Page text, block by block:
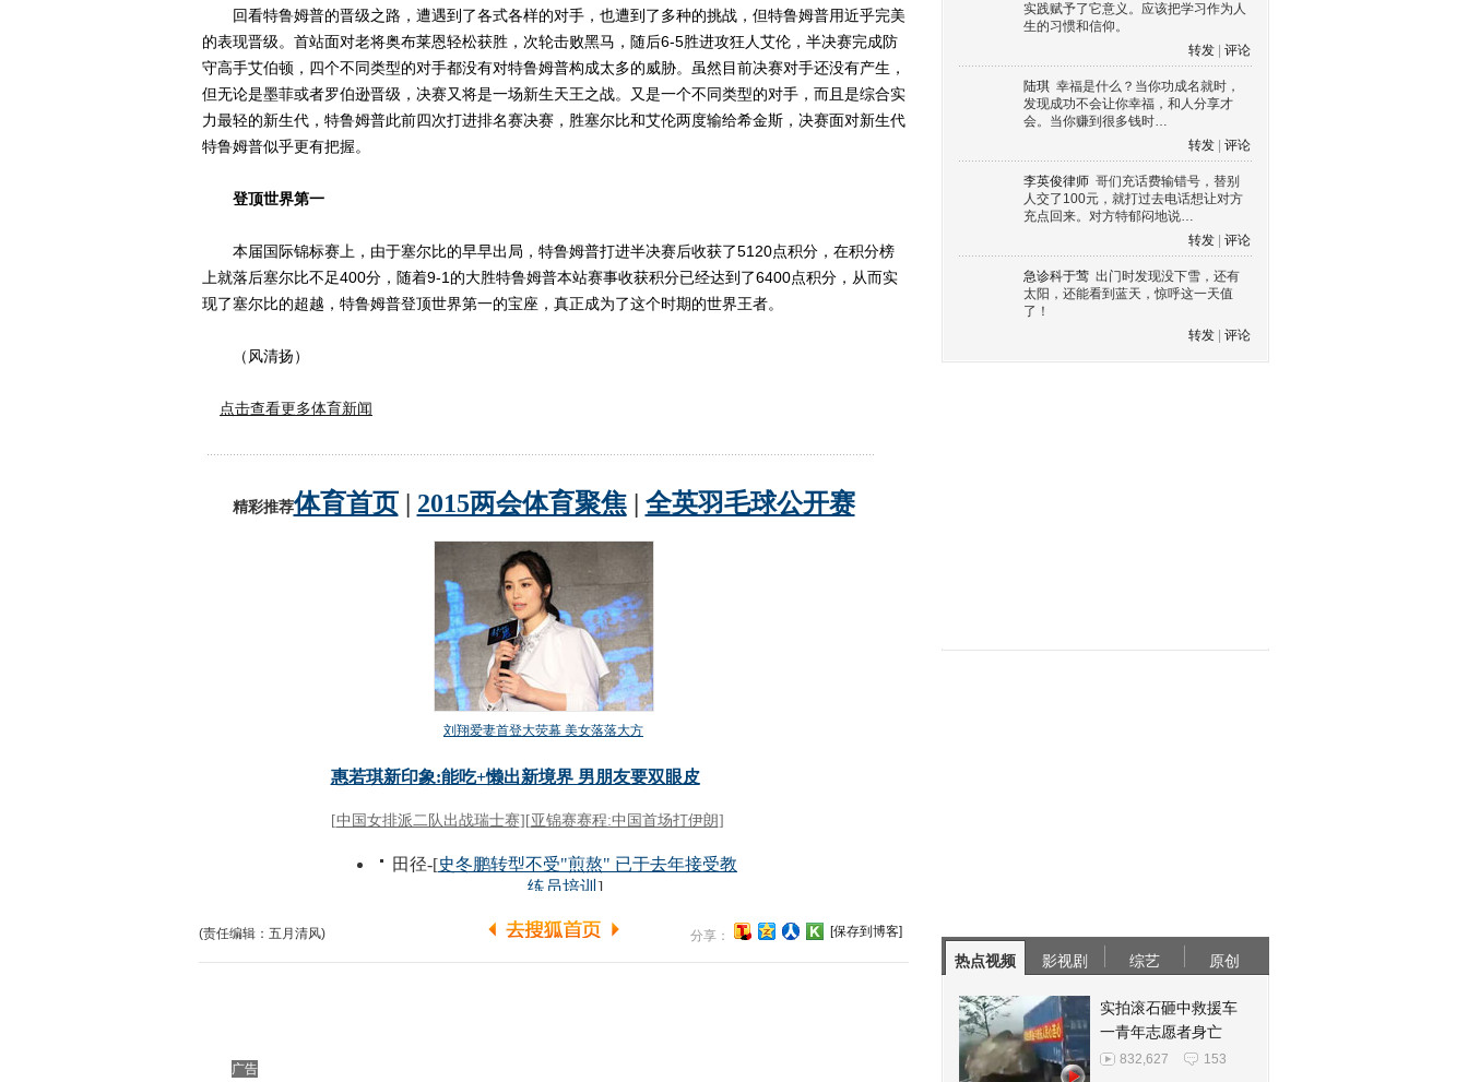
回看特鲁姆普的晋级之路，遭遇到了各式各样的对手，也遭到了多种的挑战，但特鲁姆普用近乎完美
的表现晋级。首站面对老将奥布莱恩轻松获胜，次轮击败黑马，随后6-5胜进攻狂人艾伦，半决赛完成防
守高手艾伯顿，四个不同类型的对手都没有对特鲁姆普构成太多的威胁。虽然目前决赛对手还没有产生，
但无论是墨菲或者罗伯逊晋级，决赛又将是一场新生天王之战。又是一个不同类型的对手，而且是综合实
力最轻的新生代，特鲁姆普此前四次打进排名赛决赛，胜塞尔比和艾伦两度输给希金斯，决赛面对新生代
特鲁姆普似乎更有把握。
登顶世界第一
本届国际锦标赛上，由于塞尔比的早早出局，特鲁姆普打进半决赛后收获了5120点积分，在积分榜
上就落后塞尔比不足400分，随着9-1的大胜特鲁姆普本站赛事收获积分已经达到了6400点积分，从而实
现了塞尔比的超越，特鲁姆普登顶世界第一的宝座，真正成为了这个时期的世界王者。
（风清扬）
点击查看更多体育新闻
(责任编辑：五月清风) 分享： [保存到博客]
广告
实践赋予了它意义。应该把学习作为人
生的习惯和信仰。
转发
评论
陆琪 幸福是什么？当你功成名就时，
发现成功不会让你幸福，和人分享才
会。当你赚到很多钱时…
转发
评论
李英俊律师 哥们充话费输错号，替别
人交了100元，就打过去电话想让对方
充点回来。对方特郁闷地说…
转发
评论
急诊科于莺 出门时发现没下雪，还有
太阳，还能看到蓝天，惊呼这一天值
了！
转发
评论
热点视频 影视剧 综艺 原创
实拍滚石砸中救援车
一青年志愿者身亡
832,627 153